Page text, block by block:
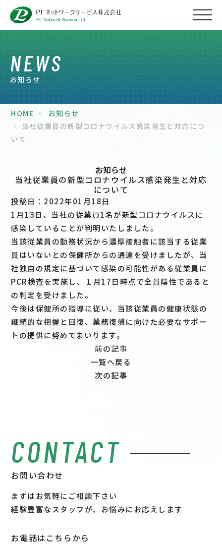
NEWS
お知らせ
HOME
お知らせ
当社従業員の新型コロナウイルス感染発生と対応につ
いて
お知らせ
当社従業員の新型コロナウイルス感染発生と対応
について
投稿日：2022年01月18日
1月13日、当社の従業員1名が新型コロナウイルスに
感染していることが判明いたしました。
当該従業員の勤務状況から濃厚接触者に該当する従業
員はいないとの保健所からの通達を受けましたが、当
社独自の規定に基づいて感染の可能性がある従業員に
PCR検査を実施し、１月17日時点で全員陰性であると
の判定を受けました。
今後は保健所の指導に従い、当該従業員の健康状態の
継続的な把握と回復、業務復帰に向けた必要なサポー
トの提供に努めてまいります。
前の記事
一覧へ戻る
次の記事
CONTACT
お問い合わせ
まずはお気軽にご相談下さい
経験豊富なスタッフが、お悩みにお応えします
お電話はこちらから